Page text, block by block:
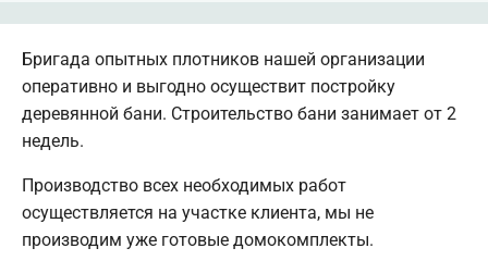
Бригада опытных плотников нашей организации
оперативно и выгодно осуществит постройку
деревянной бани. Строительство бани занимает от 2
недель.
Производство всех необходимых работ
осуществляется на участке клиента, мы не
производим уже готовые домокомплекты.